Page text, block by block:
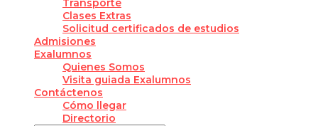
Transporte
Clases Extras
Solicitud certificados de estudios
Admisiones
Exalumnos
Quienes Somos
Visita guiada Exalumnos
Contáctenos
Cómo llegar
Directorio